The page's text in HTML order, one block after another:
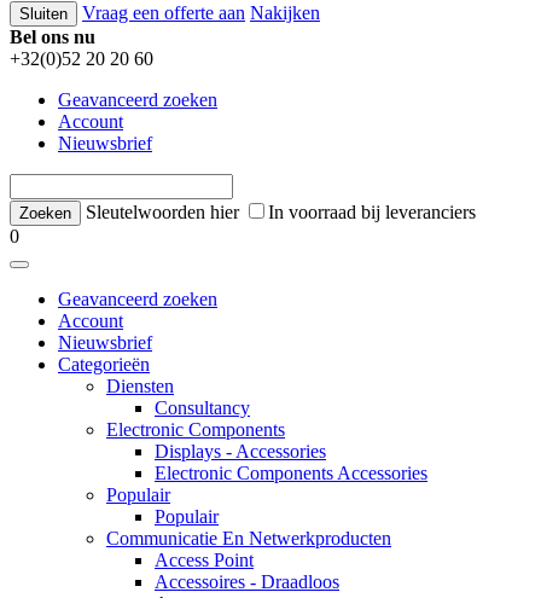
Sluiten Vraag een offerte aan Nakijken
Bel ons nu
+32(0)52 20 20 60
Geavanceerd zoeken
Account
Nieuwsbrief
Sleutelwoorden hier
In voorraad bij leveranciers
0
Geavanceerd zoeken
Account
Nieuwsbrief
Categorieën
Diensten
Consultancy
Electronic Components
Displays - Accessories
Electronic Components Accessories
Populair
Populair
Communicatie En Netwerkproducten
Access Point
Accessoires - Draadloos